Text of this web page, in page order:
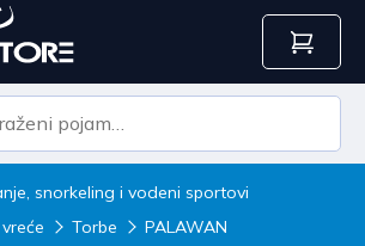
snorkeling i vodeni sportovi
Torbe PALAWAN